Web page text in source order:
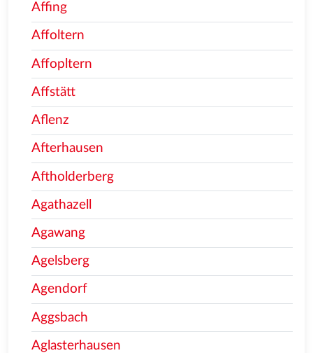
Affing
Affoltern
Affopltern
Affstätt
Aflenz
Afterhausen
Aftholderberg
Agathazell
Agawang
Agelsberg
Agendorf
Aggsbach
Aglasterhausen